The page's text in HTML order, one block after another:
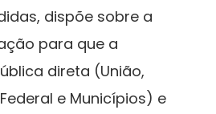
dispõe sobre a
para que a
direta (União,
e Municípios) e